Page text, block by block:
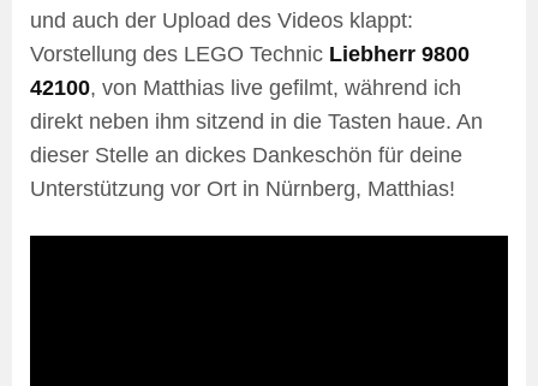
und auch der Upload des Videos klappt:
Vorstellung des LEGO Technic Liebherr 9800
42100, von Matthias live gefilmt, während ich
direkt neben ihm sitzend in die Tasten haue. An
dieser Stelle an dickes Dankeschön für deine
Unterstützung vor Ort in Nürnberg, Matthias!